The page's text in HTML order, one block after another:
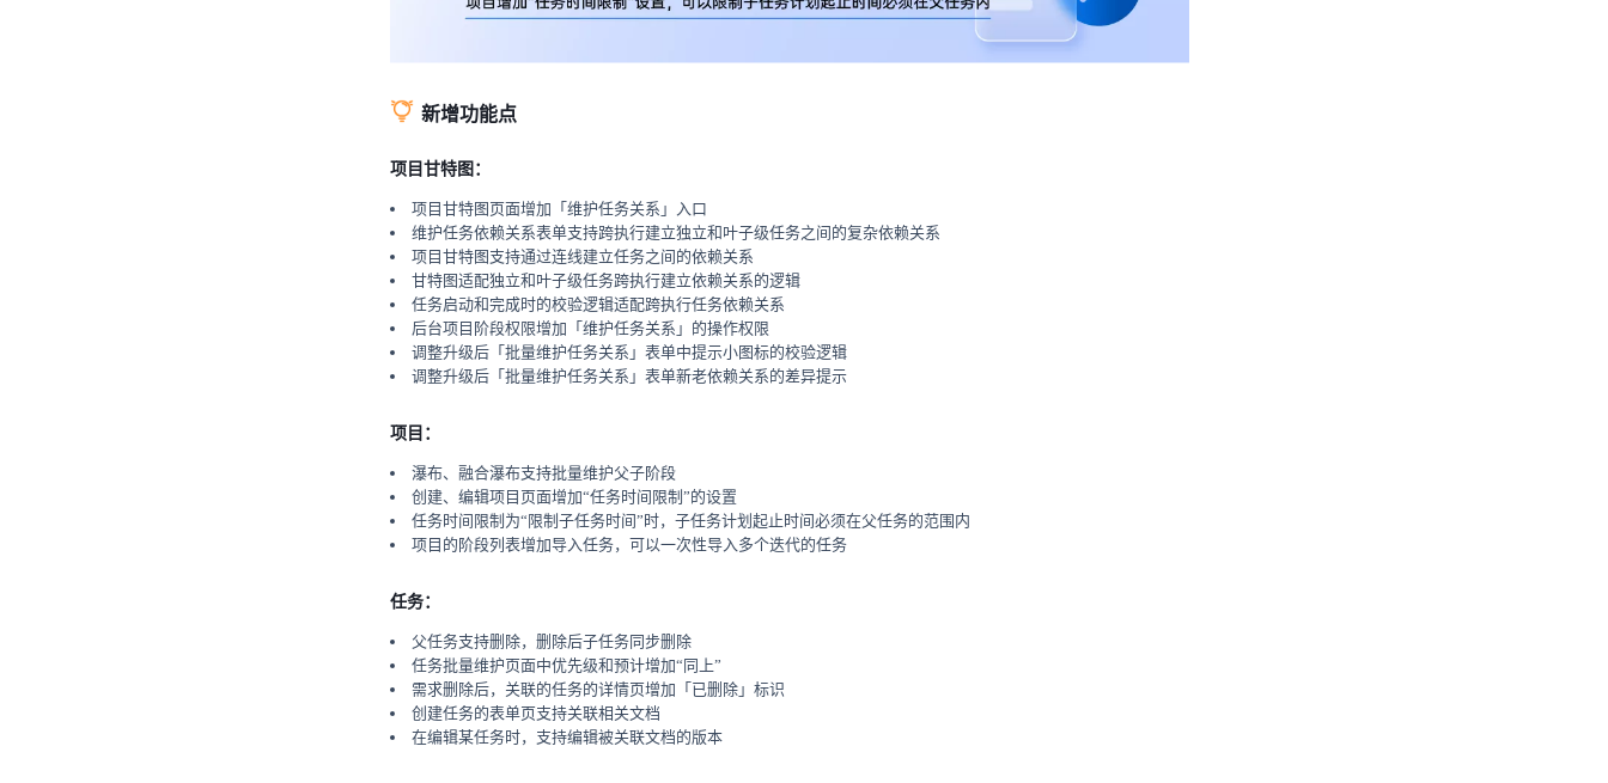
新增功能点
项目甘特图：
项目甘特图页面增加「维护任务关系」入口
维护任务依赖关系表单支持跨执行建立独立和叶子级任务之间的复杂依赖关系
项目甘特图支持通过连线建立任务之间的依赖关系
甘特图适配独立和叶子级任务跨执行建立依赖关系的逻辑
任务启动和完成时的校验逻辑适配跨执行任务依赖关系
后台项目阶段权限增加「维护任务关系」的操作权限
调整升级后「批量维护任务关系」表单中提示小图标的校验逻辑
调整升级后「批量维护任务关系」表单新老依赖关系的差异提示
项目：
瀑布、融合瀑布支持批量维护父子阶段
创建、编辑项目页面增加“任务时间限制”的设置
任务时间限制为“限制子任务时间”时，子任务计划起止时间必须在父任务的范围内
项目的阶段列表增加导入任务，可以一次性导入多个迭代的任务
任务：
父任务支持删除，删除后子任务同步删除
任务批量维护页面中优先级和预计增加“同上”
需求删除后，关联的任务的详情页增加「已删除」标识
创建任务的表单页支持关联相关文档
在编辑某任务时，支持编辑被关联文档的版本